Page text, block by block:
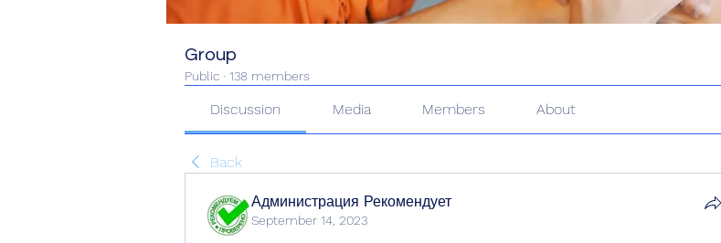
Group
Public · 138 members
Discussion Media Members About
Back
Администрация Рекомендует
September 14, 2023